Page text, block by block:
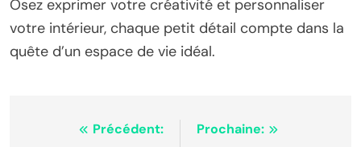
Osez exprimer votre créativité et personnaliser
votre intérieur, chaque petit détail compte dans la
quête d’un espace de vie idéal.
NavigationPrécédent:
Prochaine: